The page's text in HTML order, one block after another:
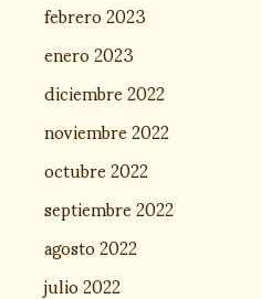
febrero 2023
enero 2023
diciembre 2022
noviembre 2022
octubre 2022
septiembre 2022
agosto 2022
julio 2022